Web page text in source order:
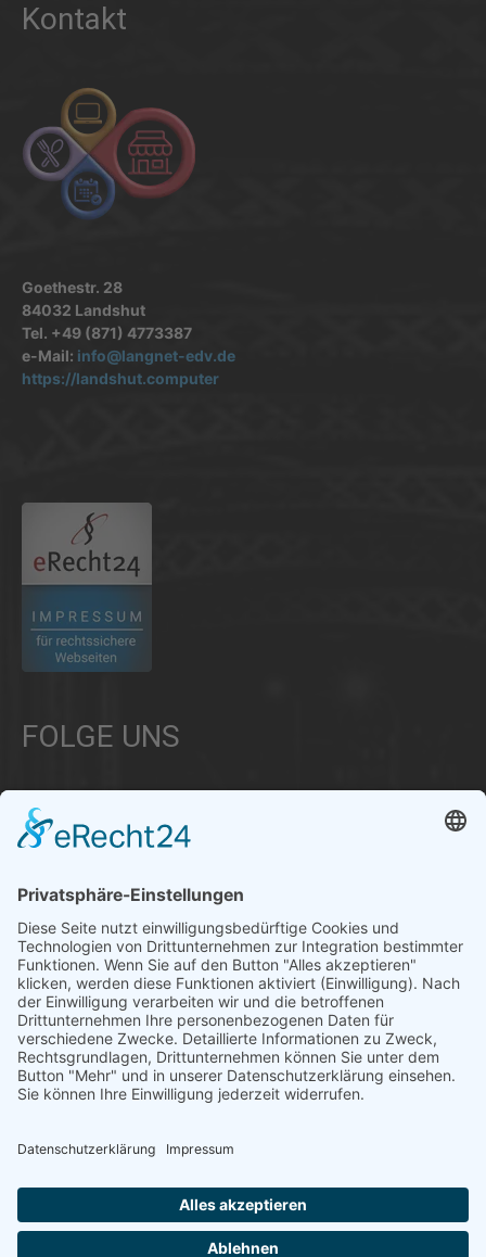
Kontakt
Goethestr. 28
84032 Landshut
Tel. +49 (871) 4773387
e-Mail: info@langnet-edv.de
https://landshut.computer
FOLGE UNS
Informationen aus Politik – Wirtschaft – Kultur – Umwelt –
Gesellschaft - Polizei und Feuerwehr – für die Region Bayern
Als regionales Unternehmen sind wir für Sie der direkte
Ansprechpartner, wenn es um die Online-Vermarktung Ihrer
Produkte und Dienstleistungen geht. Wir würden gerne für
Sie diese Aufgabe übernehmen.